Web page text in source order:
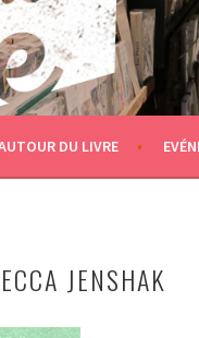
DU LIVRE
JENSHAK